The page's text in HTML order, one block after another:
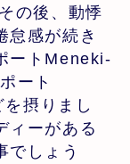
の後、動悸
怠感が続き
ートMeneki-
ート
摂りまし
ィーがある
でしょう